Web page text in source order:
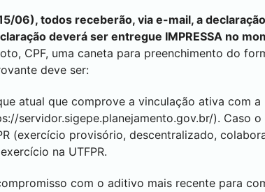
06), todos receberão, via e-mail, a
deverá ser entregue IMPRESSA no
CPF, uma caneta para preenchimento do
deve ser:
atual que comprove a vinculação ativa com
servidor.sigepe.planejamento.gov.br/). Caso
(exercício provisório, descentralizado,
na UTFPR.
com o aditivo mais recente para